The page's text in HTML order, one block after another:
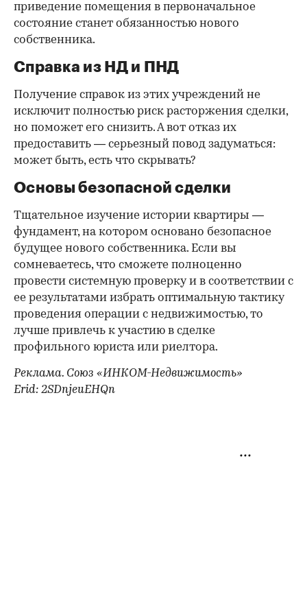
приведение помещения в первоначальное
состояние станет обязанностью нового
собственника.
Справка из НД и ПНД
Получение справок из этих учреждений не
исключит полностью риск расторжения сделки,
но поможет его снизить. А вот отказ их
предоставить — серьезный повод задуматься:
может быть, есть что скрывать?
Основы безопасной сделки
Тщательное изучение истории квартиры —
фундамент, на котором основано безопасное
будущее нового собственника. Если вы
сомневаетесь, что сможете полноценно
провести системную проверку и в соответствии с
ее результатами избрать оптимальную тактику
проведения операции с недвижимостью, то
лучше привлечь к участию в сделке
профильного юриста или риелтора.
Реклама. Союз «ИНКОМ-Недвижимость»
Erid: 2SDnjeuEHQn